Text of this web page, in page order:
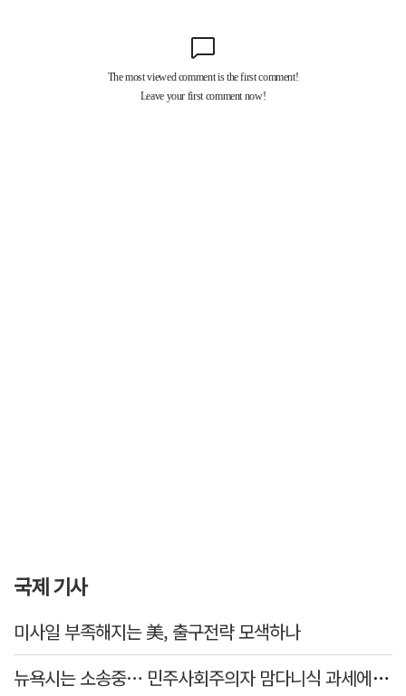
국제 기사
미사일 부족해지는 美, 출구전략 모색하나
뉴욕시는 소송중… 민주사회주의자 맘다니식 과세에 저항 잇따라